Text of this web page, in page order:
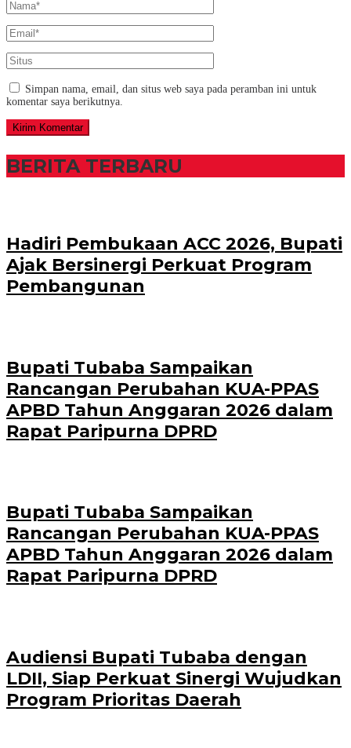
Simpan nama, email, dan situs web saya pada peramban ini untuk
komentar saya berikutnya.
BERITA TERBARU
Hadiri Pembukaan ACC 2026, Bupati
Ajak Bersinergi Perkuat Program
Pembangunan
Bupati Tubaba Sampaikan
Rancangan Perubahan KUA-PPAS
APBD Tahun Anggaran 2026 dalam
Rapat Paripurna DPRD
Bupati Tubaba Sampaikan
Rancangan Perubahan KUA-PPAS
APBD Tahun Anggaran 2026 dalam
Rapat Paripurna DPRD
Audiensi Bupati Tubaba dengan
LDII, Siap Perkuat Sinergi Wujudkan
Program Prioritas Daerah